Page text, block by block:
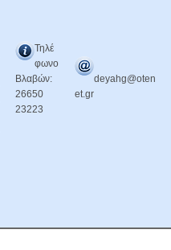
Τηλέ
φωνο
Βλαβών:
26650
23223
deyahg@oten
et.gr